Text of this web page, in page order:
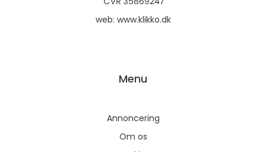
web: www.klikko.dk
Menu
Annoncering
Om os